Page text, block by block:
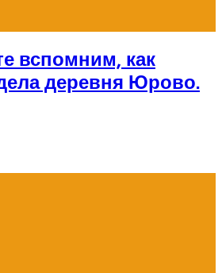
вспомним, как
деревня Юрово.